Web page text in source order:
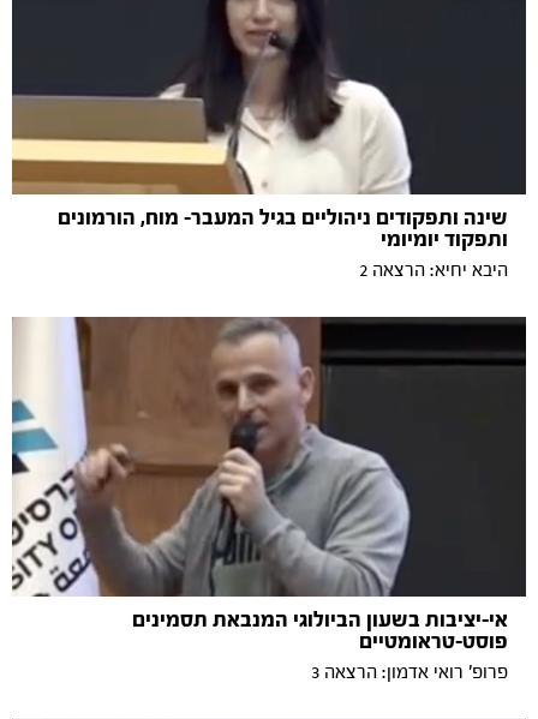
שינה ותפקודים ניהוליים בגיל המעבר- מוח, הורמונים
ותפקוד יומיומי
היבא יחיא: הרצאה 2
אי-יציבות בשעון הביולוגי המנבאת תסמינים
פוסט-טראומטיים
פרופ' רואי אדמון: הרצאה 3